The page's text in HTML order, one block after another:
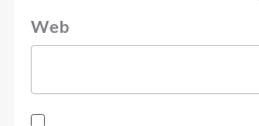
Web